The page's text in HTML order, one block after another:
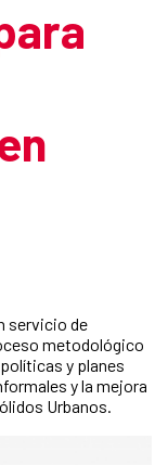
servicio de
metodológico
y planes
y la mejora
Urbanos.